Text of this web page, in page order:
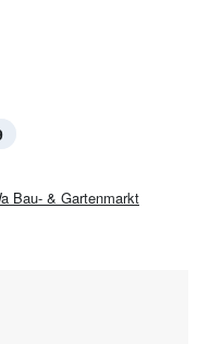
Bau- & Gartenmarkt